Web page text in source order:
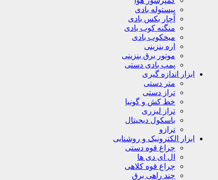
پیستوله بادی
آچار بکس بادی
منگنه کوب بادی
میخکوب بادی
اره بنزینی
موتور برق بنزینی
پمپ بادی دستی
ابزار اندازه گیری
متر دستی
تراز دستی
خط کش و گونیا
تراز لیزری
باسکول دیجیتال
ترازو
ابزار الکترونیک و روشنایی
چراغ قوه دستی
ال ای دی ها
چراغ قوه کلاهی
چند راهی برق